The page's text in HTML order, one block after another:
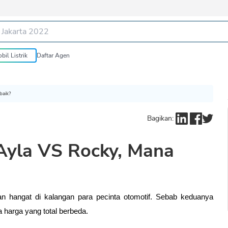
Listrik Daftar Agen
Bagikan:
VS Rocky, Mana
hangat di kalangan para pecinta otomotif. Sebab keduanya
yang total berbeda.